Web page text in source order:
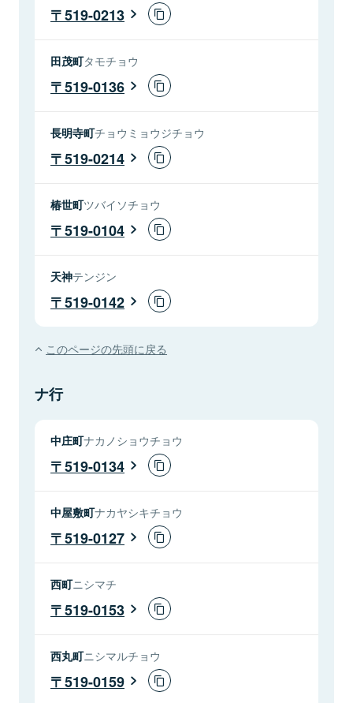
519-0213
田茂町タモチョウ
519-0136
長明寺町チョウミョウジチョウ
519-0214
椿世町ツバイソチョウ
519-0104
天神テンジン
519-0142
このページの先頭に戻る
ナ行
中庄町ナカノショウチョウ
519-0134
中屋敷町ナカヤシキチョウ
519-0127
西町ニシマチ
519-0153
西丸町ニシマルチョウ
519-0159